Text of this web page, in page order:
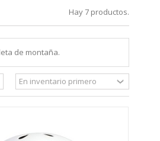
Hay 7 productos.
de montaña.